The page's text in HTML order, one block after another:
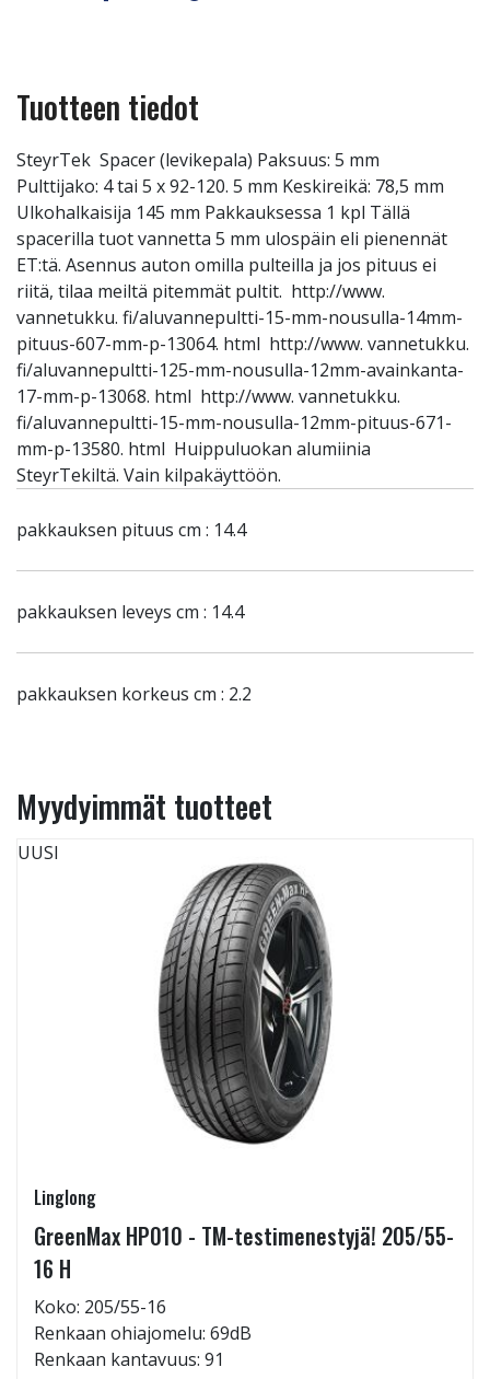
Tuotteen tiedot
SteyrTek Spacer (levikepala) Paksuus: 5 mm
Pulttijako: 4 tai 5 x 92-120. 5 mm Keskireikä: 78,5 mm
Ulkohalkaisija 145 mm Pakkauksessa 1 kpl Tällä
spacerilla tuot vannetta 5 mm ulospäin eli pienennät
ET:tä. Asennus auton omilla pulteilla ja jos pituus ei
riitä, tilaa meiltä pitemmät pultit. http://www.
vannetukku. fi/aluvannepultti-15-mm-nousulla-14mm-
pituus-607-mm-p-13064. html http://www. vannetukku.
fi/aluvannepultti-125-mm-nousulla-12mm-avainkanta-
17-mm-p-13068. html http://www. vannetukku.
fi/aluvannepultti-15-mm-nousulla-12mm-pituus-671-
mm-p-13580. html Huippuluokan alumiinia
SteyrTekiltä. Vain kilpakäyttöön.
pakkauksen pituus cm : 14.4
pakkauksen leveys cm : 14.4
pakkauksen korkeus cm : 2.2
Myydyimmät tuotteet
UUSI
Linglong
GreenMax HP010 - TM-testimenestyjä! 205/55-
16 H
Koko: 205/55-16
Renkaan ohiajomelu: 69dB
Renkaan kantavuus: 91